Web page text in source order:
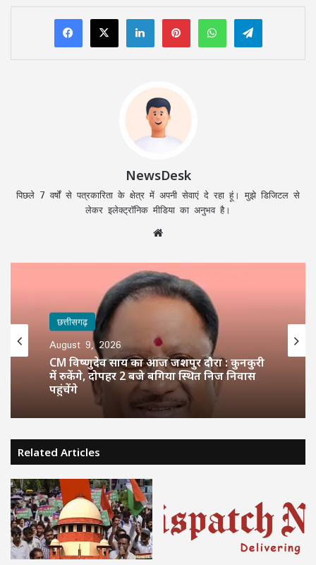
LinkedInPinterestWhatsAppTelegram
NewsDesk
पिछले 7 वर्षों से पत्रकारिता के क्षेत्र में अपनी सेवाएं दे रहा हूं। मुझे डिजिटल से
लेकर इलेक्ट्रॉनिक मीडिया का अनुभव है।
छत्तीसगढ़
August 9, 2026
CM विष्णुदेव साय का आज जशपुर दौरा : कुनकुरी
में रुकेंगे, दोपहर 2 बजे बगिया स्थित निज निवास
पहुंचेंगे
Related Articles